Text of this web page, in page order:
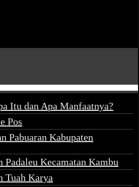
Itu dan Apa Manfaatnya?
Pos
Pabuaran Kabupaten
Padaleu Kecamatan Kambu
Tuah Karya